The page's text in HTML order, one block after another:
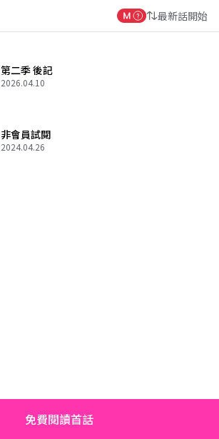
最新話開始
第二季 後記
2026.04.10
非會員試閱
2024.04.26
免費閱讀首話